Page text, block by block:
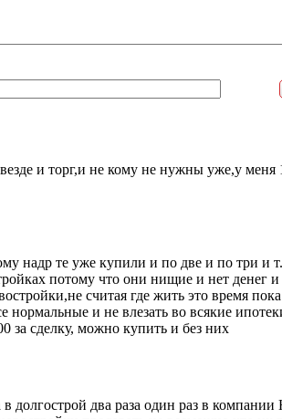
и торг,и не кому не нужны уже,у меня
надр те уже купили и по две и по три и
потому что они нищие и нет денег и
считая где жить это время пока
нормальные и не влезать во всякие
за сделку, можно купить и без них
долгострой два раза один раз в